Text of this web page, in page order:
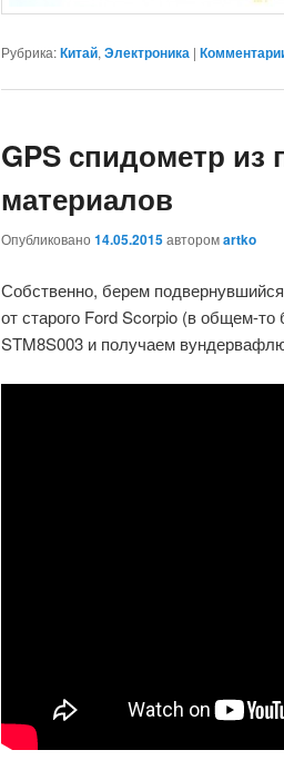
Рубрика:Китай, Электроника |
GPS спидометр из
материалов
Опубликовано 14.05.2015авторомartko
Собственно, берем
от старого Ford Scorpio (в общем-то
STM8S003 и получаем